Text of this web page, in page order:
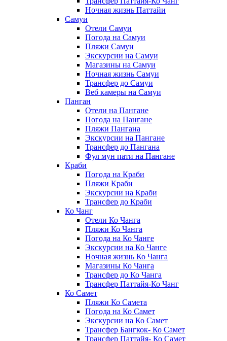
Ночная жизнь Паттайи
Самуи
Отели Самуи
Погода на Самуи
Пляжи Самуи
Экскурсии на Самуи
Магазины на Самуи
Ночная жизнь Самуи
Трансфер до Самуи
Веб камеры на Самуи
Панган
Отели на Пангане
Погода на Пангане
Пляжи Пангана
Экскурсии на Пангане
Трансфер до Пангана
Фул мун пати на Пангане
Краби
Погода на Краби
Пляжи Краби
Экскурсии на Краби
Трансфер до Краби
Ко Чанг
Отели Ко Чанга
Пляжи Ко Чанга
Погода на Ко Чанге
Экскурсии на Ко Чанге
Ночная жизнь Ко Чанга
Магазины Ко Чанга
Трансфер до Ко Чанга
Трансфер Паттайя-Ко Чанг
Ко Самет
Пляжи Ко Самета
Погода на Ко Самет
Экскурсии на Ко Самет
Трансфер Бангкок- Ко Самет
Трансфер Паттайя- Ко Самет